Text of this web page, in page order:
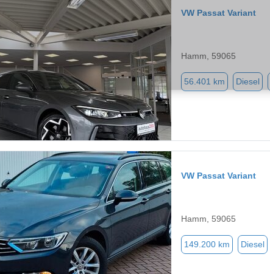
VW Passat Variant
Hamm, 59065
56.401 km Diesel
VW Passat Variant
Hamm, 59065
149.200 km Diesel